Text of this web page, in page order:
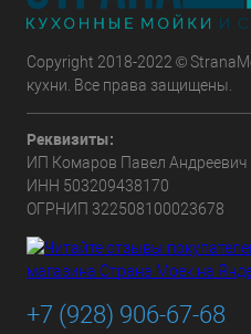
Copyright 2018-2022 ©
кухни. Все права защищены.
Реквизиты:
ИП Комаров Павел Андреевич
ИНН 503209438170
ОГРНИП 322508100023678
+7 (928) 906-67-68